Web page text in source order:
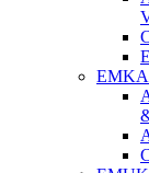
EMKA